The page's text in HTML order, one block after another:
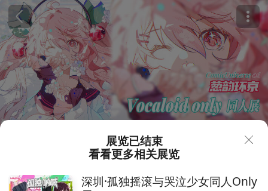
北京·葱韵环京 VOCALOID ON
展览已结束
看看更多相关展览
深圳·孤独摇滚与哭泣少女同人Only